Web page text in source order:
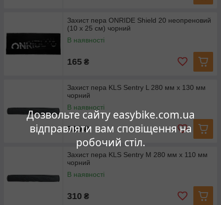
Дозвольте сайту easybike.com.ua
відправляти вам сповіщення на
робочий стіл.
Захист пера ONRIDE Shield 20 неопреновий
(10 х 25 см) чорний
В наявності
165 ₴
Захист пера KLS Sentry L 280 мм x 130 мм
чорний
В наявності
310₴
Захист пера KLS Sentry M 280 мм x 110 мм
чорний
В наявності
310 ₴